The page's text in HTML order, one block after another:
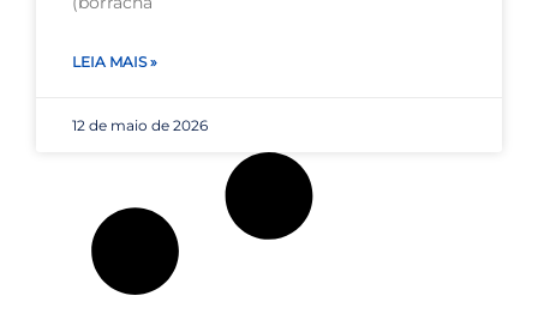
LEIA MAIS »
12 de maio de 2026